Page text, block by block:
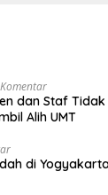
dan Staf
Alih UMT
di